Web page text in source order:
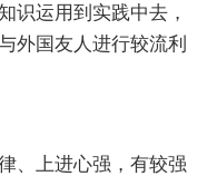
识运用到实践中去，
外国友人进行较流利
、上进心强，有较强